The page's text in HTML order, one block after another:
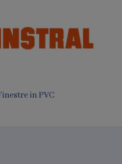
in legno e alluminio